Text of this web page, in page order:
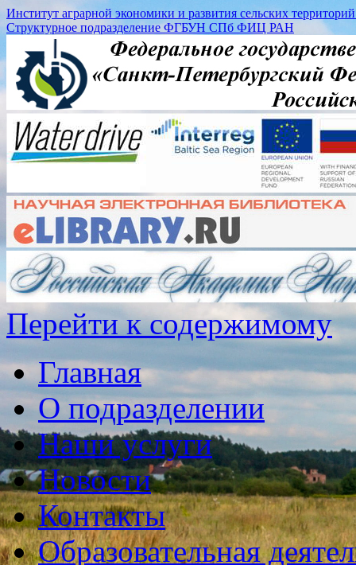
Институт аграрной экономики и развития сельских
Структурное подразделение ФГБУН СПб ФИЦ РАН
Перейти к содержимому
Главная
О подразделении
Наши услуги
Новости
Контакты
Образовательная